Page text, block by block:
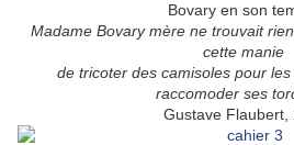
Bovary en son
Madame Bovary mère ne trouvait
cette manie
de tricoter des camisoles pour
raccomoder ses
Gustave Flaubert,